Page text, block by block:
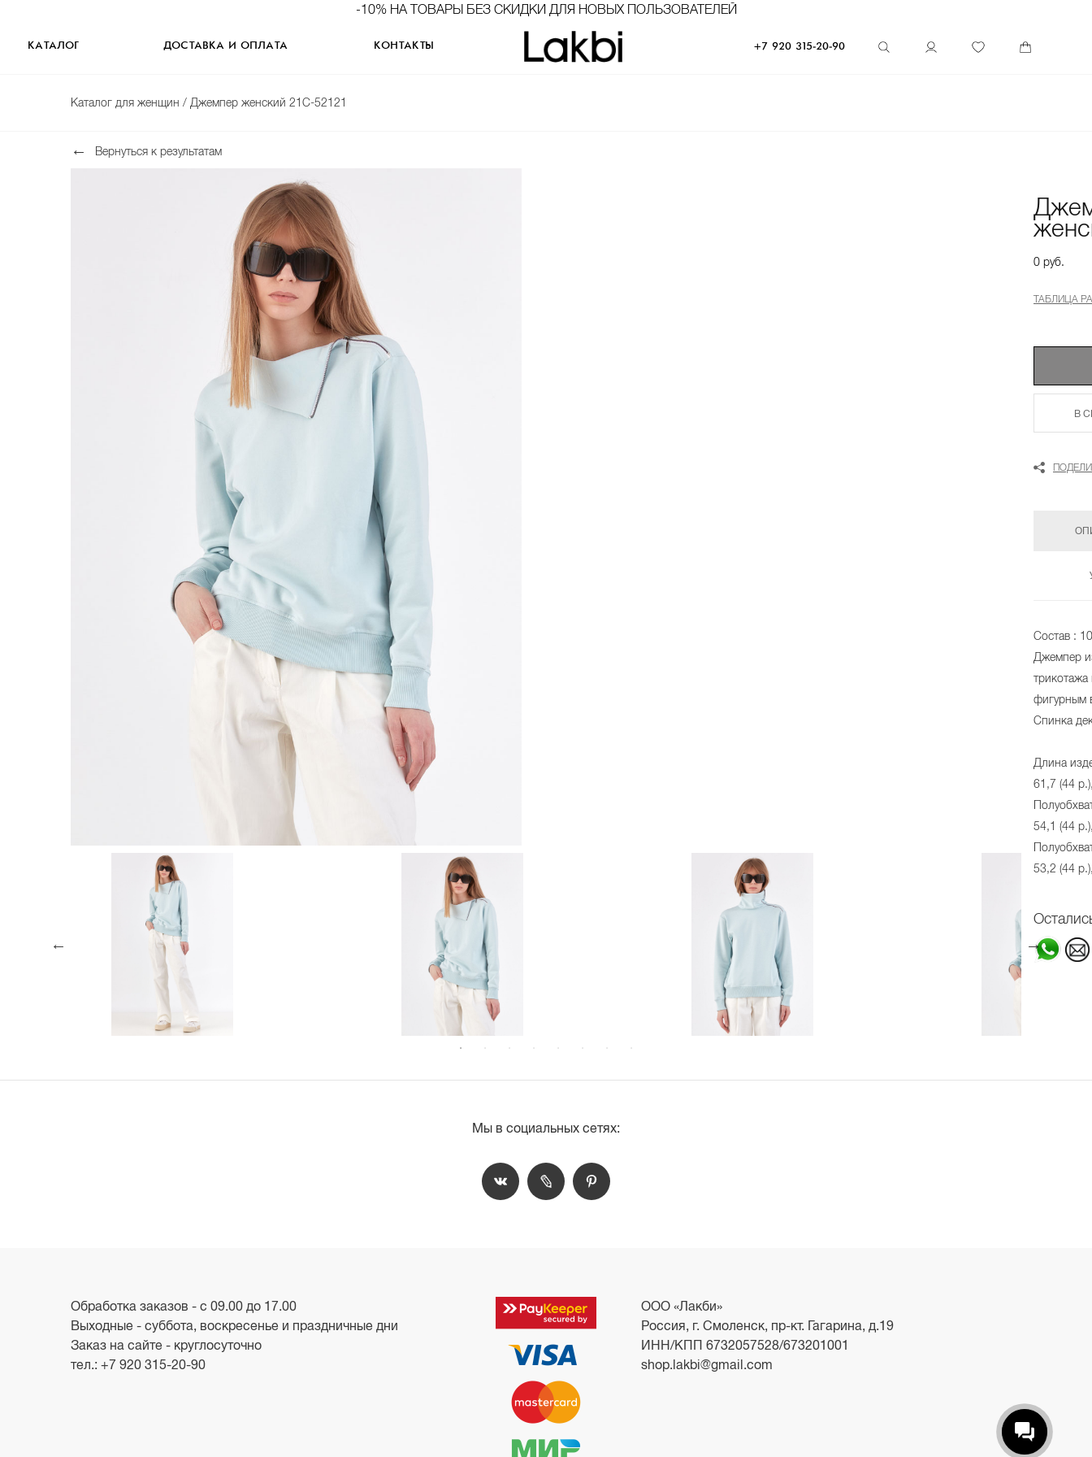
-10% НА ТОВАРЫ БЕЗ СКИДКИ ДЛЯ НОВЫХ ПОЛЬЗОВАТЕЛЕЙ
КАТАЛОГ ДОСТАВКА И ОПЛАТА КОНТАКТЫ +7 920 315-20-90
Каталог для женщин / Джемпер женский 21С-52121
Вернуться к результатам
0 руб.
ТАБЛИЦА
В
Состав :
Джемпер
трикотажа
фигурным
Спинка
Длина
61,7 (44
54,1 (44
53,2 (44
Мы в социальных сетях:
Обработка заказов - с 09.00 до 17.00
Выходные - суббота, воскресенье и праздничные дни
Заказ на сайте - круглосуточно
тел.: +7 920 315-20-90
ООО «Лакби»
Россия, г. Смоленск, пр-кт. Гагарина, д.19
ИНН/КПП 6732057528/673201001
shop.lakbi@gmail.com